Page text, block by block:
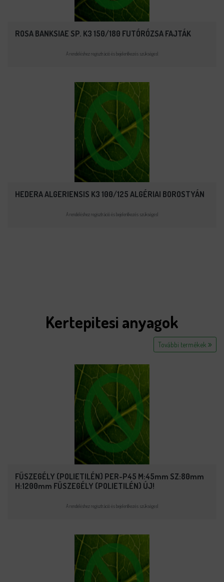
ROSA BANKSIAE SP. K3 150/180 FUTÓRÓZSA FAJTÁK
A rendeléshez regisztráció és bejelentkezés szükséges!
HEDERA ALGERIENSIS K3 100/125 ALGÉRIAI BOROSTYÁN
A rendeléshez regisztráció és bejelentkezés szükséges!
Kertepitesi anyagok
További termékek
FŰSZEGÉLY (POLIETILÉN) PER-P45 M:45mm SZ:80mm
H:1200mm FŰSZEGÉLY (POLIETILÉN) ÚJ!
A rendeléshez regisztráció és bejelentkezés szükséges!